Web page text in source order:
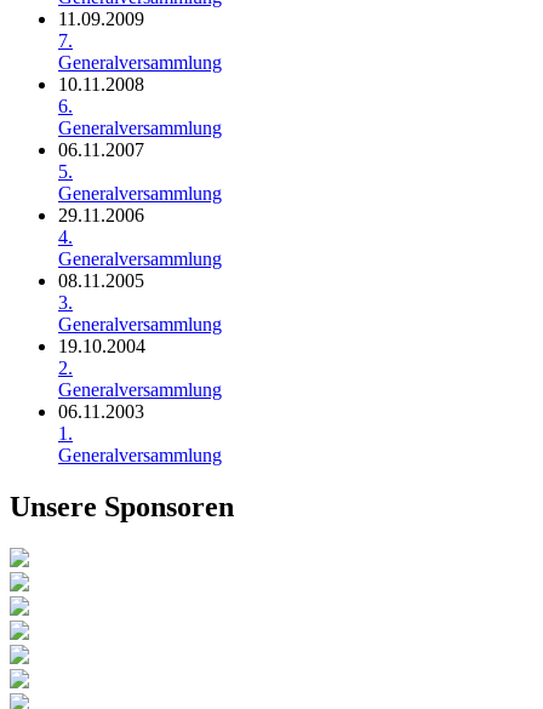
11.09.2009
7.
Generalversammlung
10.11.2008
6.
Generalversammlung
06.11.2007
5.
Generalversammlung
29.11.2006
4.
Generalversammlung
08.11.2005
3.
Generalversammlung
19.10.2004
2.
Generalversammlung
06.11.2003
1.
Generalversammlung
Unsere Sponsoren